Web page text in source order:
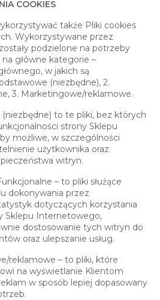
COOKIES
także Pliki cookies
Wykorzystywane przez
podzielone na potrzeby
główne kategorie –
w jakich są
(niezbędne), 2.
3. Marketingowe/reklamowe.
to te pliki, bez których
strony Sklepu
możliwe, w szczególności
użytkownika oraz
witryn.
– to pliki służące
dokonywania przez
dotyczących korzystania
Sklepu Internetowego,
dostosowanie tych witryn do
oraz ulepszanie usług.
reklamowe – to pliki, które
na wyświetlanie Klientom
w sposób lepiej dopasowany